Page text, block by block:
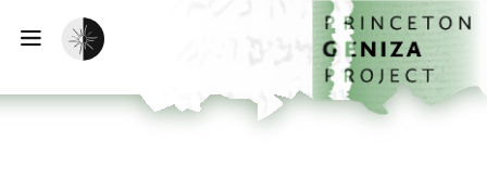
إلى المحتوى الرئيسي
الرئيسية
تفعيل الوضع المظلم